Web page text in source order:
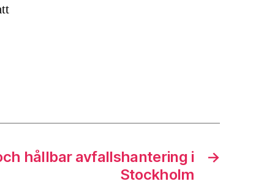
→
hållbar avfallshantering i
Stockholm